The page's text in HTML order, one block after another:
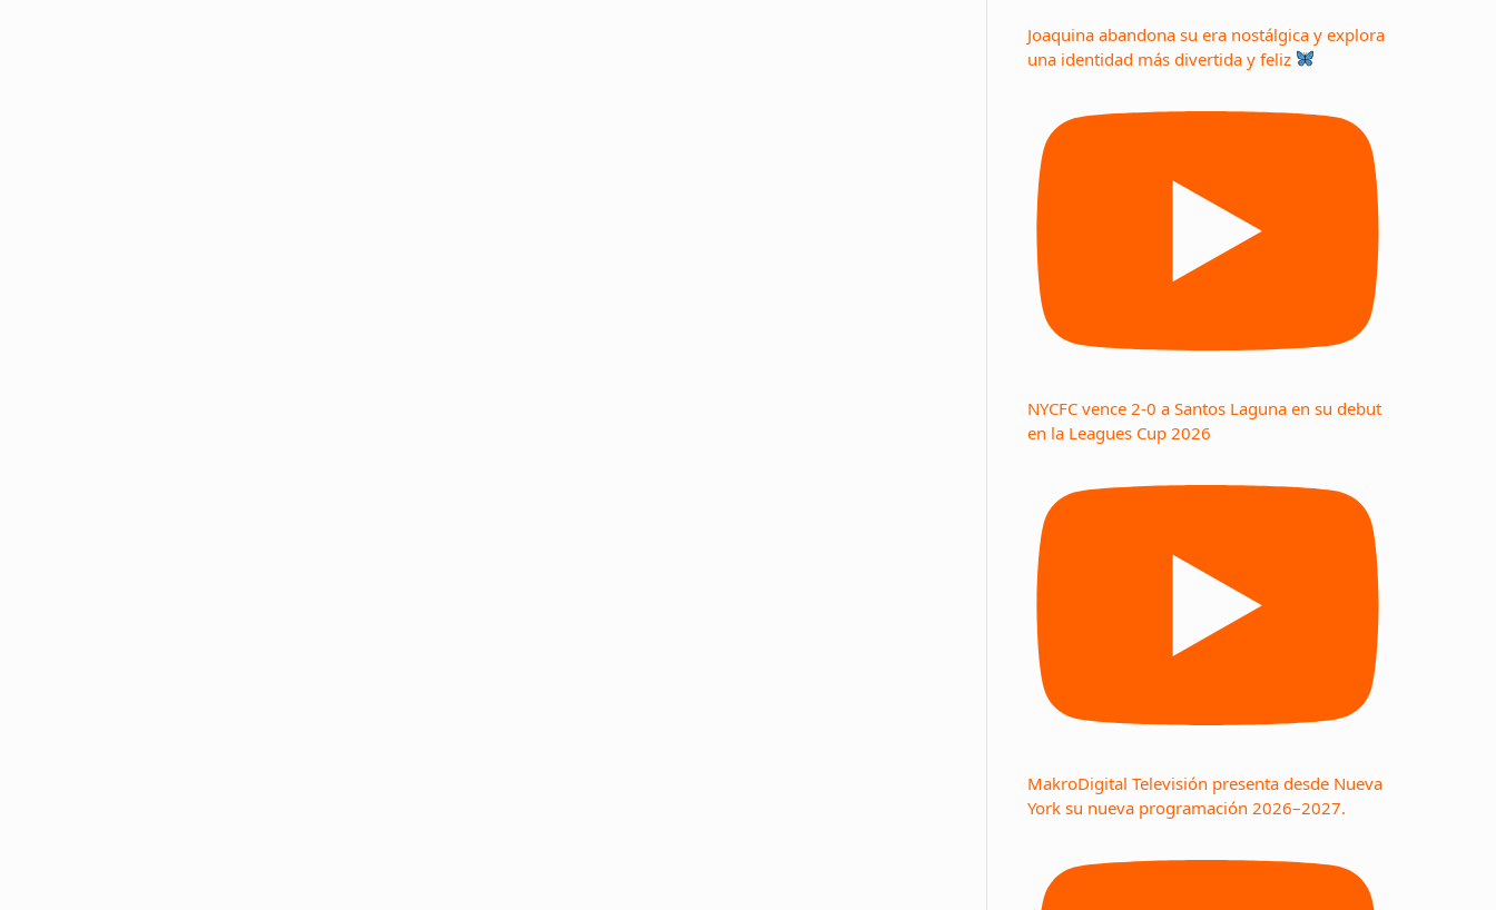
Joaquina abandona su era nostálgica y explora
una identidad más divertida y feliz
NYCFC vence 2-0 a Santos Laguna en su debut
en la Leagues Cup 2026
MakroDigital Televisión presenta desde Nueva
York su nueva programación 2026–2027.